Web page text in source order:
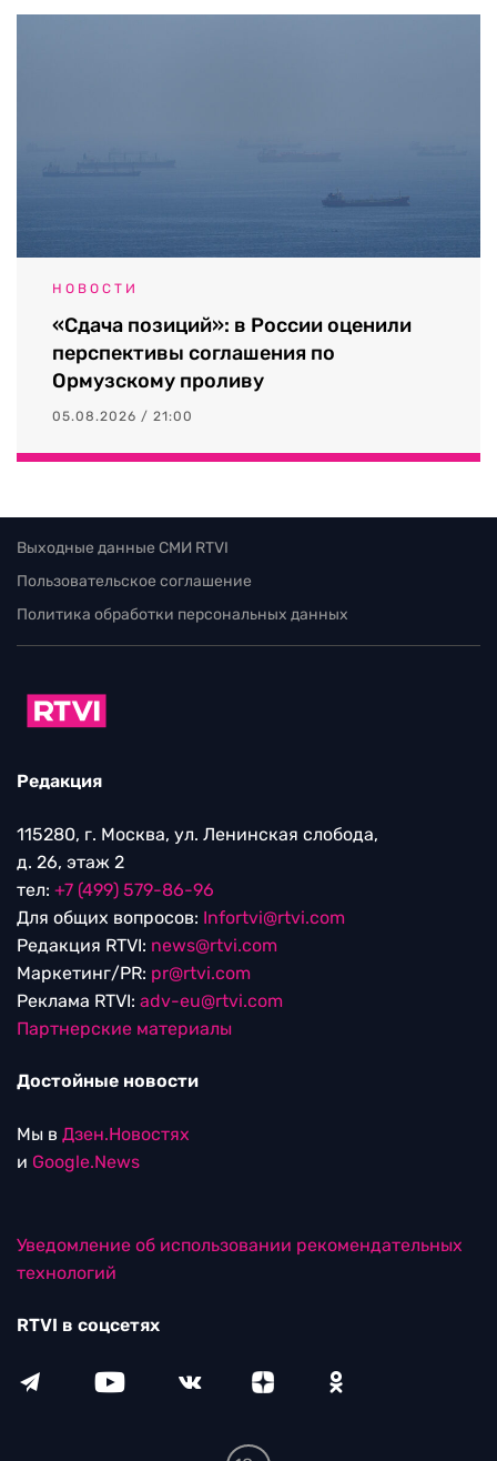
НОВОСТИ
«Сдача позиций»: в России оценили
перспективы соглашения по
Ормузскому проливу
05.08.2026 / 21:00
Выходные данные СМИ RTVI
Пользовательское соглашение
Политика обработки персональных данных
Редакция
115280, г. Москва, ул. Ленинская слобода,
д. 26, этаж 2
тел: +7 (499) 579-86-96
Для общих вопросов: Infortvi@rtvi.com
Редакция RTVI: news@rtvi.com
Маркетинг/PR: pr@rtvi.com
Реклама RTVI: adv-eu@rtvi.com
Партнерские материалы
Достойные новости
Мы в Дзен.Новостях
и Google.News
Уведомление об использовании рекомендательных
технологий
RTVI в соцсетях